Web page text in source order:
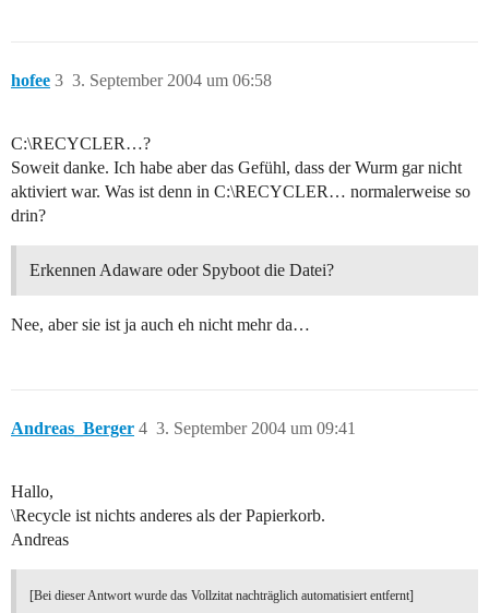
hofee 3. September 2004 um 06:58
3
C:\RECYCLER…?
Soweit danke. Ich habe aber das Gefühl, dass der Wurm gar nicht
aktiviert war. Was ist denn in C:\RECYCLER… normalerweise so
drin?
Erkennen Adaware oder Spyboot die Datei?
Nee, aber sie ist ja auch eh nicht mehr da…
Andreas_Berger 3. September 2004 um 09:41
4
Hallo,
\Recycle ist nichts anderes als der Papierkorb.
Andreas
[Bei dieser Antwort wurde das Vollzitat nachträglich automatisiert entfernt]